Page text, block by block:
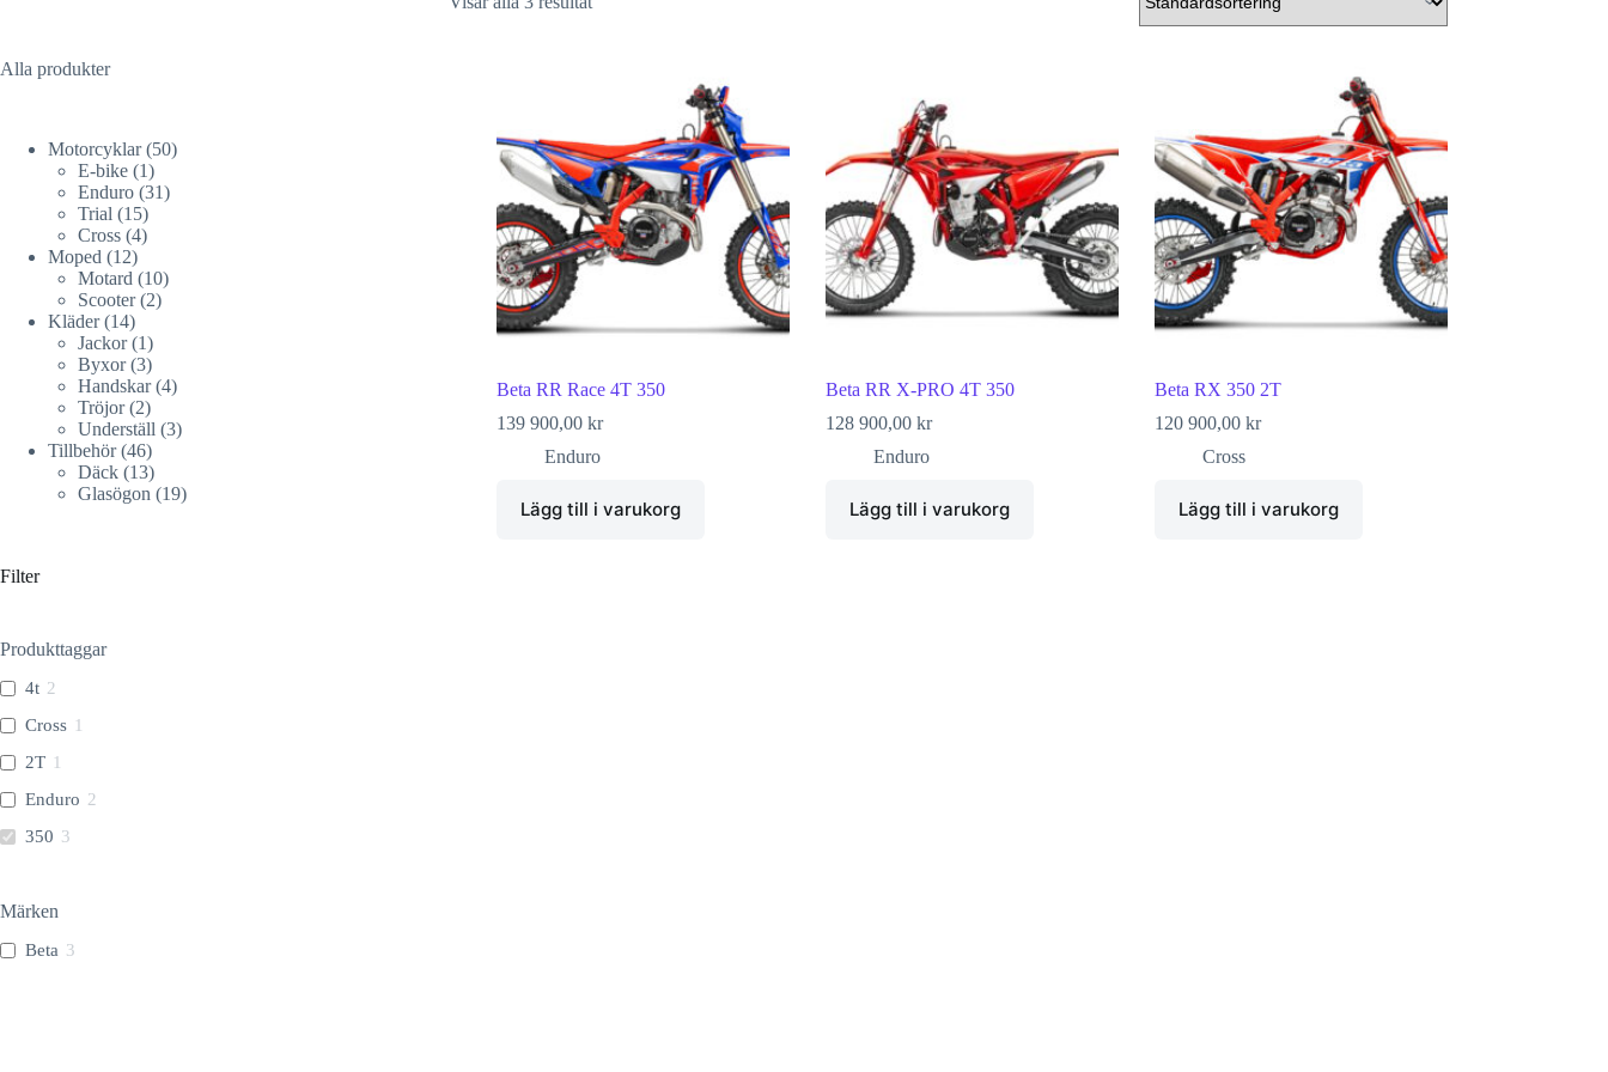
Beta RR Race 4T 350
139 900,00 kr
Enduro
Lägg till i varukorg
Beta RR X-PRO 4T 350
128 900,00 kr
Enduro
Lägg till i varukorg
Beta RX 350 2T
120 900,00 kr
Cross
Lägg till i varukorg
Alla produkter
Motorcyklar 5050
E-bike 11
produkt
Enduro 3131
Trial 1515
produkter
Cross 44
Moped 1212
produkter
Motard 1010
Scooter 22
Kläder 1414
produkter
Jackor 11
produkt
Byxor 33
produkter
Handskar 44
Tröjor 22
produkter
Underställ 33
Tillbehör 4646
produkter
Däck 1313
produkter
Glasögon 1919
Filter
Produkt­taggar
4t 2
Cross 1
2T 1
Enduro 2
350 3
Märken
Beta 3